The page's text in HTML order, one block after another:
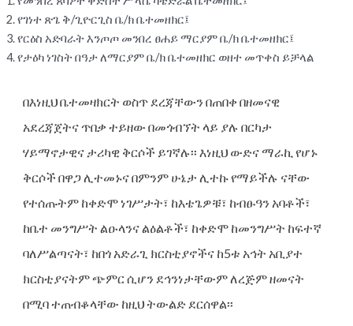
የገነተ ጽጌ ቅ/ጊዮርጊስ ቤ/ክ ቤተመዘክር፤
የርዕስ አድባራት እንጦጦ መንበረ ፀሐይ ማርያም ቤ/ክ ቤተመዘክር፤
የታዕካ ነገስት በዓታ ለማርያም ቤ/ክ ቤተመዘክር ወዘተ መጥቀስ ይቻላል
በእነዚህ ቤተመዛክርት ወስጥ ደረጃቸውን በጠበቀ በዘመናዊ
አደረጃጀትና ጥበቃ ተይዘው በመጎብኘት ላይ ያሉ በርካታ
ሃይማኖታዊና ታሪካዊ ቅርሶች ይገኛሉ፡፡ እነዚህ ውድና ማራኪ የሆኑ
ቅርሶች በዋጋ ሊተመኑና በምንም ሁኔታ ሊተኩ የማይችሉ ናቸው
የተሰጡትም ከቀድሞ ነገሥታት፣ ከእቴጌዎቹ፣ ከብፁዓን አባቶች፣
ከቤተ መንግሥት ልዑላንና ልዕልቶች፣ ከቀድሞ ከመንግሥት ከፍተኛ
ባለሥልጣናት፣ ከበጎ አድራጊ ክርስቲያኖችና ከ5ቱ አኅት አቢያተ
ክርስቲያናትም ጭምር ሲሆን ደኅንነታቸውም ለረጅም ዘመናት
በሚባ ተጠብቆላቸው ከዚህ ትውልድ ደርሰዋል፡፡